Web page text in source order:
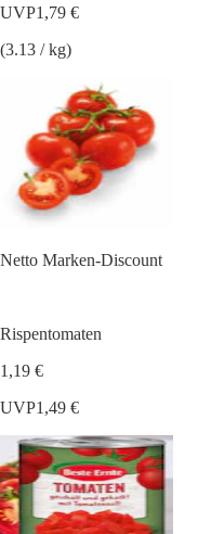
UVP1,79 €
(3.13 / kg)
Netto Marken-Discount
Rispentomaten
1,19 €
UVP1,49 €